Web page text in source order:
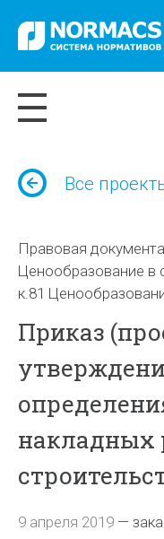
Все
Правовая
Ценообразование в
к.81
Приказ
накладных
9 апреля 2019 —